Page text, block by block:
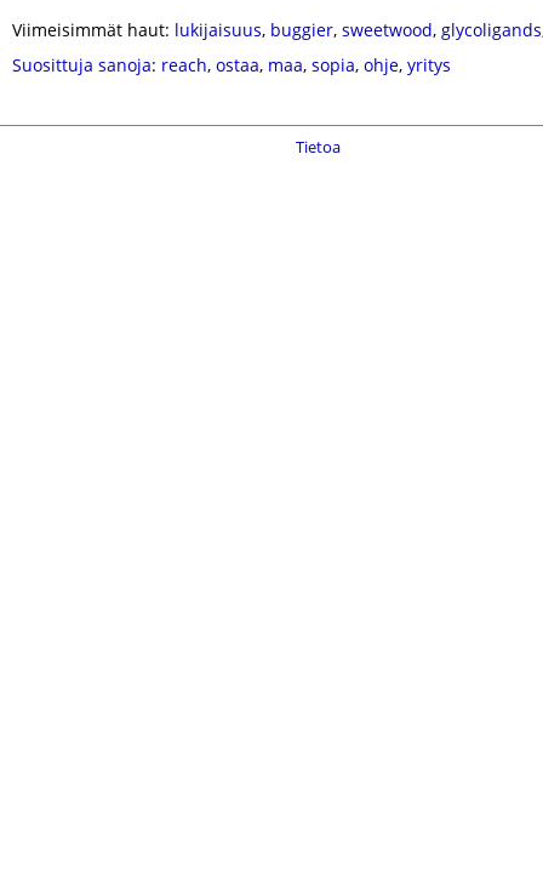
Viimeisimmät haut: lukijaisuus, buggier, sweetwood, glycoligands
Suosittuja sanoja: reach, ostaa, maa, sopia, ohje, yritys
Tietoa